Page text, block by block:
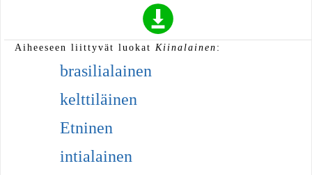
Aiheeseen liittyvät luokat Kiinalainen :
brasilialainen
kelttiläinen
Etninen
intialainen